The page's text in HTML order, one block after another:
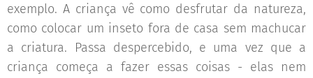
exemplo. A criança vê como desfrutar da natureza,
como colocar um inseto fora de casa sem machucar
a criatura. Passa despercebido, e uma vez que a
criança começa a fazer essas coisas - elas nem